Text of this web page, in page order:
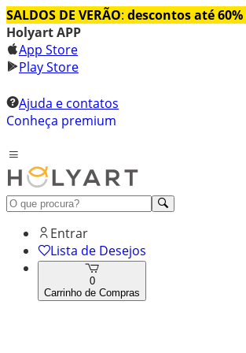
SALDOS DE VERÃO: descontos até 60%
Holyart APP
App Store
Play Store
Ajuda e contatos
Conheça premium
Entrar
Lista de Desejos
0
Carrinho de Compras